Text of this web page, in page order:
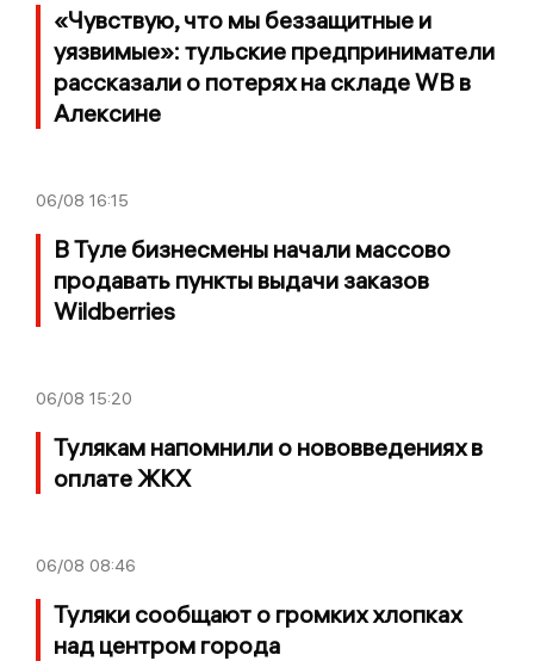
«Чувствую, что мы беззащитные и
уязвимые»: тульские предприниматели
рассказали о потерях на складе WB в
Алексине
06/08 16:15
В Туле бизнесмены начали массово
продавать пункты выдачи заказов
Wildberries
06/08 15:20
Тулякам напомнили о нововведениях в
оплате ЖКХ
06/08 08:46
Туляки сообщают о громких хлопках
над центром города